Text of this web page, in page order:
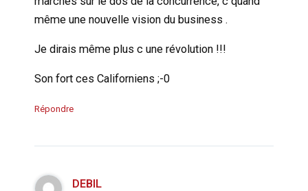
même une nouvelle vision du business .
Je dirais même plus c une révolution !!!
Son fort ces Californiens ;-0
Répondre
DEBIL